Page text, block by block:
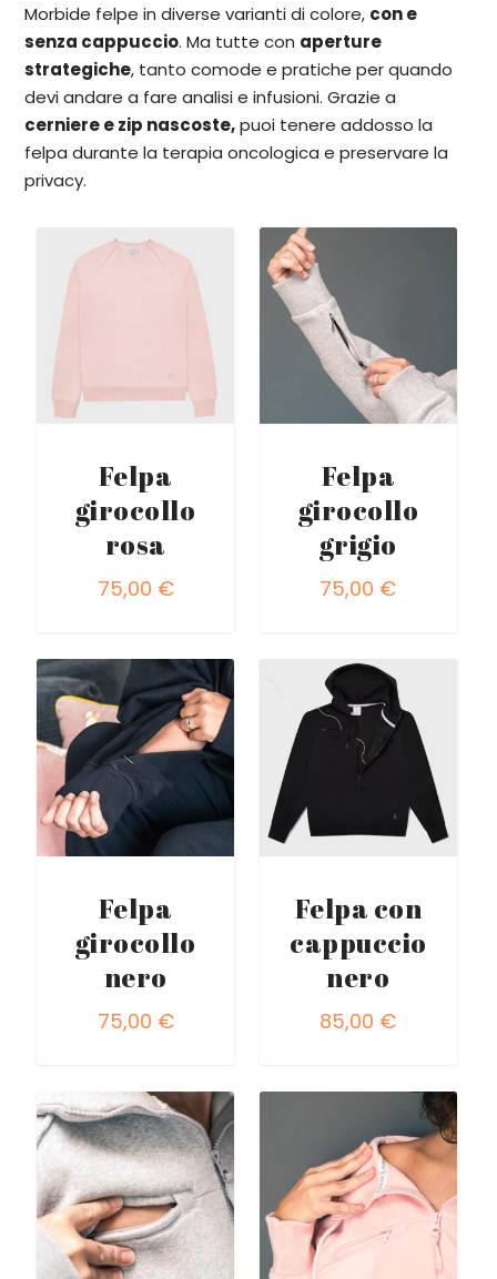
Morbide felpe in diverse varianti di colore, con e
senza cappuccio. Ma tutte con aperture
strategiche, tanto comode e pratiche per quando
devi andare a fare analisi e infusioni. Grazie a
cerniere e zip nascoste,puoi tenere addosso la
felpa durante la terapia oncologica e preservare la
privacy.
Felpa
girocollo
rosa
75,00 €
Felpa
girocollo
grigio
75,00 €
Felpa
girocollo
nero
75,00 €
Felpa con
cappuccio
nero
85,00 €